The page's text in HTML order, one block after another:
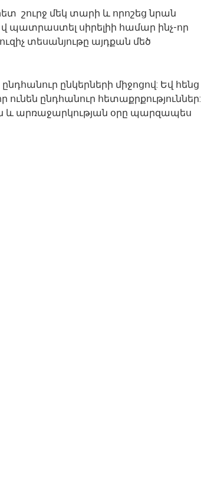
շուրջ մեկ տարի և որոշեց նրան
պատրաստել սիրելիի համար ինչ-որ
տեսանյութը այդքան մեծ
ընկերների միջոցով: Եվ հենց
ունեն ընդհանուր հետաքրքություններ:
և արռաջարկության օրը պարզապես